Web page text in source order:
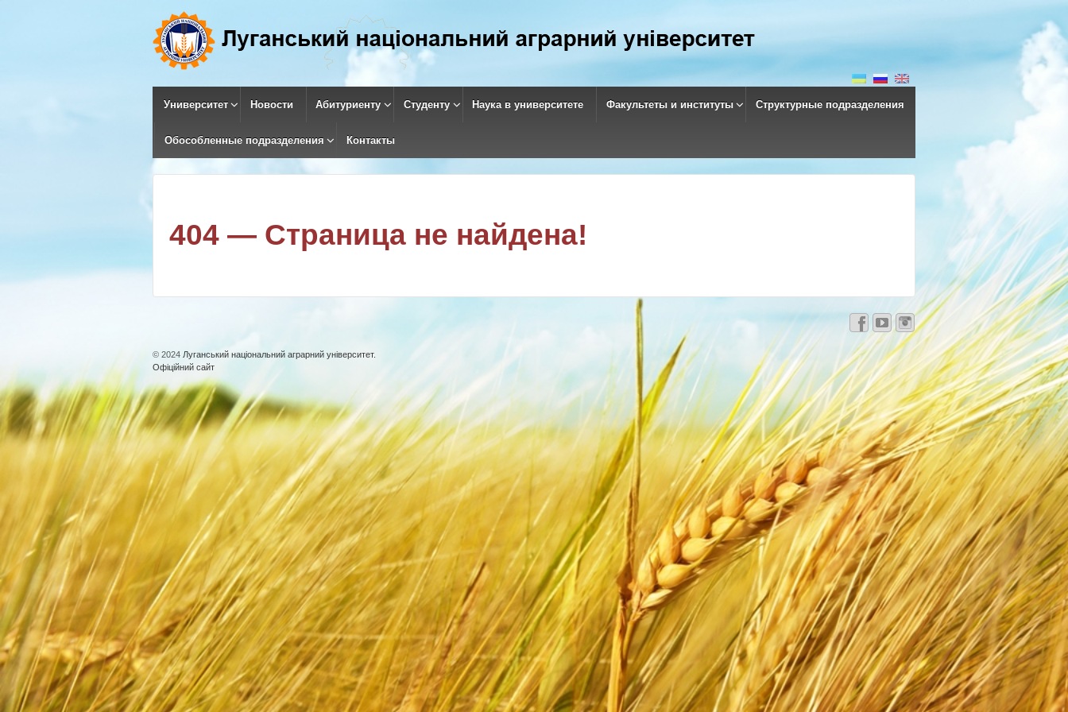
Университет Новости Абитуриенту Студенту Наука в университете Факультеты и институты Структурные подразделения
Обособленные подразделения Контакты
404 — Страница не найдена!
© 2024 Луганський національний аграрний університет.
Офіційний сайт